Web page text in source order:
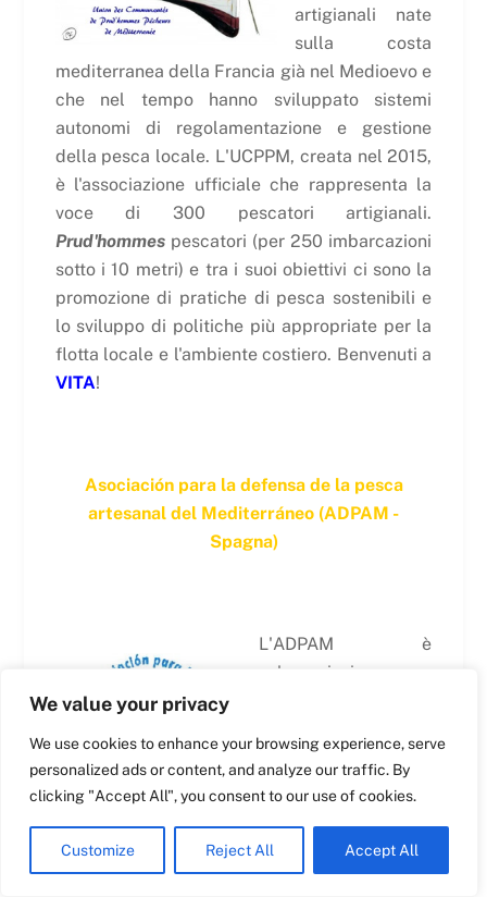
We value your privacy
We use cookies to enhance your browsing experience, serve
personalized ads or content, and analyze our traffic. By
clicking "Accept All", you consent to our use of cookies.
Customize Reject All Accept All
artigianali nate
sulla costa
mediterranea della Francia già nel Medioevo e
che nel tempo hanno sviluppato sistemi
autonomi di regolamentazione e gestione
della pesca locale. L'UCPPM, creata nel 2015,
è l'associazione ufficiale che rappresenta la
voce di 300 pescatori artigianali.
Prud'hommes pescatori (per 250 imbarcazioni
sotto i 10 metri) e tra i suoi obiettivi ci sono la
promozione di pratiche di pesca sostenibili e
lo sviluppo di politiche più appropriate per la
flotta locale e l'ambiente costiero. Benvenuti a
VITA!
Asociación para la defensa de la pesca
artesanal del Mediterráneo (ADPAM -
Spagna)
L'ADPAM è
un'associazione
comunità di
pescatori artigianali
Provincia di
Castellὸn e la Catalognasulla
costa mediterranea. Oggi rappresenta 40
English
Croatian
Dutch
Maltese